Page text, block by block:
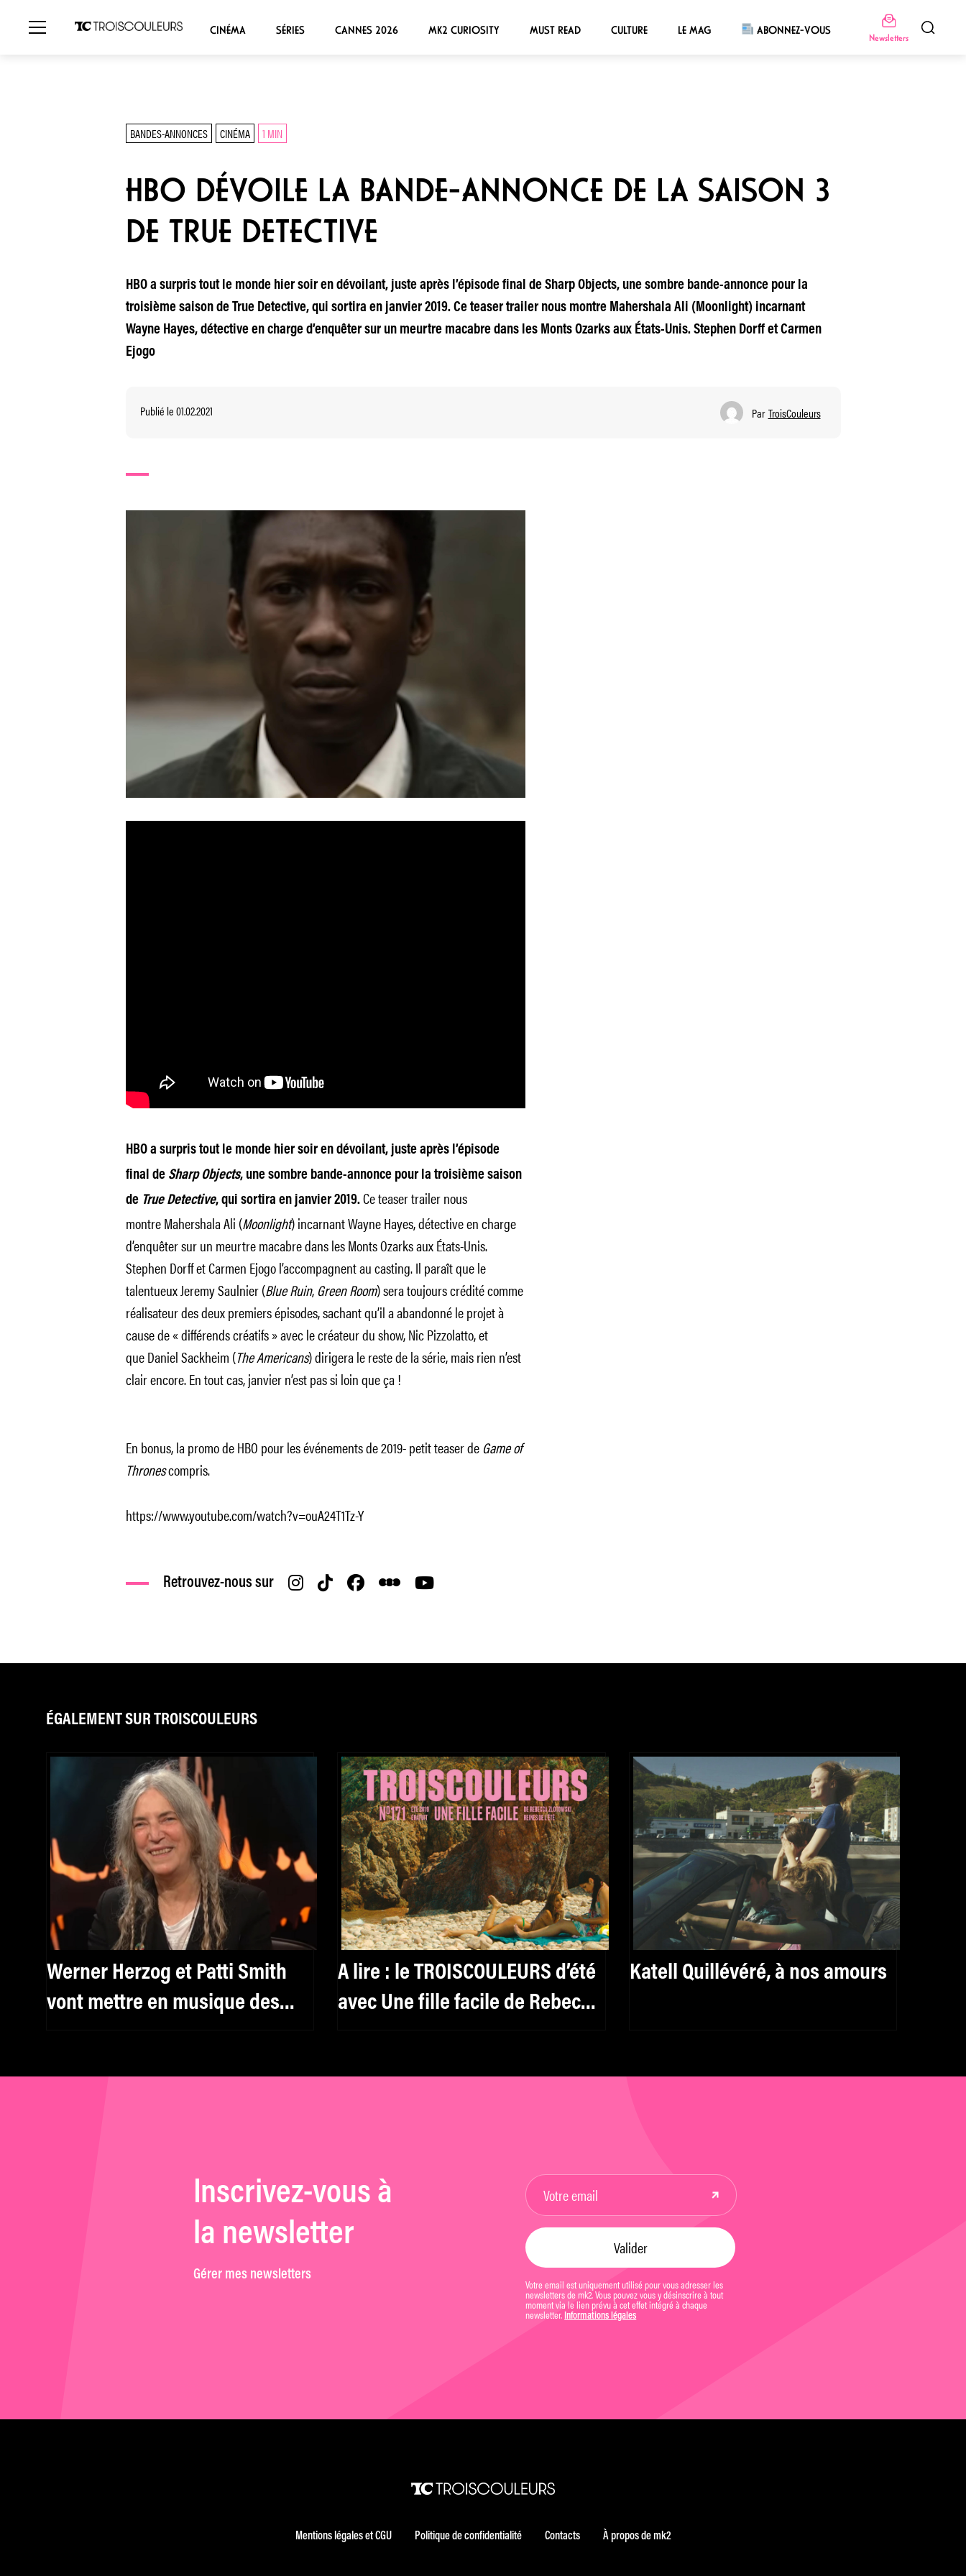
CINÉMA SÉRIES CANNES 2026 MK2 CURIOSITY MUST READ CULTURE LE MAG ABONNEZ-VOUS
Newsletters
BANDES-ANNONCES CINÉMA 1 MIN
HBO DÉVOILE LA BANDE-ANNONCE DE LA SAISON 3
DE TRUE DETECTIVE
HBO a surpris tout le monde hier soir en dévoilant, juste après l’épisode final de Sharp Objects, une sombre bande-annonce pour la
troisième saison de True Detective, qui sortira en janvier 2019. Ce teaser trailer nous montre Mahershala Ali (Moonlight) incarnant
Wayne Hayes, détective en charge d’enquêter sur un meurtre macabre dans les Monts Ozarks aux États-Unis. Stephen Dorff et Carmen
Ejogo
Publié le 01.02.2021 Par TroisCouleurs
HBO a surpris tout le monde hier soir en dévoilant, juste après l’épisode
final de Sharp Objects, une sombre bande-annonce pour la troisième saison
de True Detective, qui sortira en janvier 2019. Ce teaser trailer nous
montre Mahershala Ali (Moonlight) incarnant Wayne Hayes, détective en charge
d’enquêter sur un meurtre macabre dans les Monts Ozarks aux États-Unis.
Stephen Dorff et Carmen Ejogo l’accompagnent au casting. Il paraît que le
talentueux Jeremy Saulnier (Blue Ruin,Green Room) sera toujours crédité comme
réalisateur des deux premiers épisodes, sachant qu’il a abandonné le projet à
cause de « différends créatifs » avec le créateur du show, Nic Pizzolatto, et
que Daniel Sackheim (The Americans) dirigera le reste de la série, mais rien n’est
clair encore. En tout cas, janvier n’est pas si loin que ça !
En bonus, la promo de HBO pour les événements de 2019- petit teaser deGame of
Thronescompris.
https://www.youtube.com/watch?v=ouA24T1Tz-Y
Retrouvez-nous sur
ÉGALEMENT SUR TROISCOULEURS
Werner Herzog et Patti Smith
vont mettre en musique des
A lire : le TROISCOULEURS d’été
avec Une fille facile de Rebecca
Katell Quillévéré, à nos amours
Inscrivez-vous à
la newsletter
Gérer mes newsletters
Votre email est uniquement utilisé pour vous adresser les
newsletters de mk2. Vous pouvez vous y désinscrire à tout
moment via le lien prévu à cet effet intégré à chaque
newsletter. Informations légales
Mentions légales et CGU Politique de confidentialité Contacts À propos de mk2